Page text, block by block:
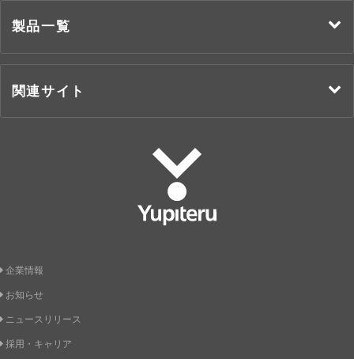
製品一覧
関連サイト
企業情報
お知らせ
ニュースリリース
採用・キャリア